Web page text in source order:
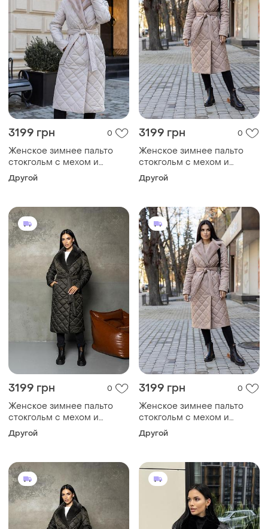
3199 грн 0
Женское зимнее пальто
стокгольм с мехом и
поясом утепленное,
стильное стеганое пальто
латте 42, xxxl
Другой
3199 грн 0
Женское зимнее пальто
стокгольм с мехом и
поясом утепленное,
стильное стеганое пальто
какао 42, s
Другой
3199 грн 0
Женское зимнее пальто
стокгольм с мехом и
поясом утепленное,
стильное стеганое пальто
малахитовое 42, xxl
Другой
3199 грн 0
Женское зимнее пальто
стокгольм с мехом и
поясом утепленное,
стильное стеганое пальто
какао 42, xxxl
Другой